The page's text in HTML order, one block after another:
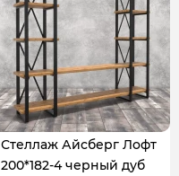
Стеллаж Айсберг Лофт
200*182-4 черный дуб